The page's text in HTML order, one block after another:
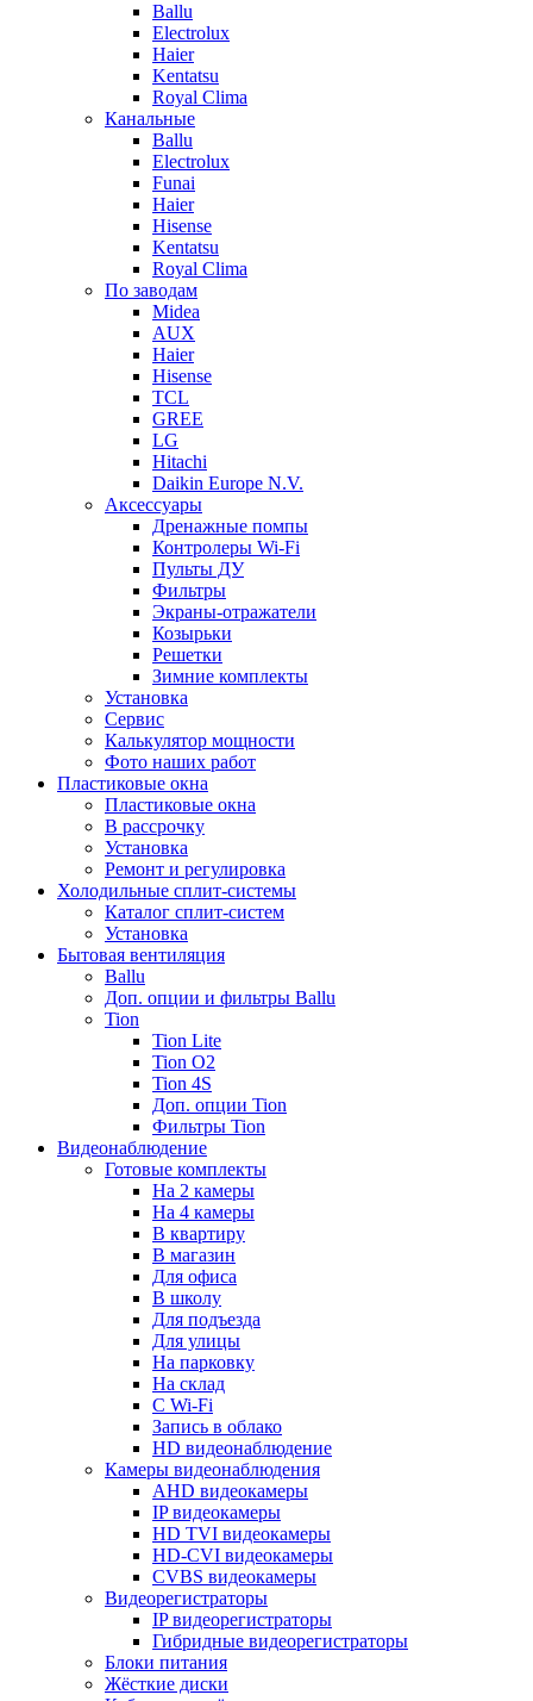
Ballu
Electrolux
Haier
Kentatsu
Royal Clima
Канальные
Ballu
Electrolux
Funai
Haier
Hisense
Kentatsu
Royal Clima
По заводам
Midea
AUX
Haier
Hisense
TCL
GREE
LG
Hitachi
Daikin Europe N.V.
Аксессуары
Дренажные помпы
Контролеры Wi-Fi
Пульты ДУ
Фильтры
Экраны-отражатели
Козырьки
Решетки
Зимние комплекты
Установка
Сервис
Калькулятор мощности
Фото наших работ
Пластиковые окна
Пластиковые окна
В рассрочку
Установка
Ремонт и регулировка
Холодильные сплит-системы
Каталог сплит-систем
Установка
Бытовая вентиляция
Ballu
Доп. опции и фильтры Ballu
Tion
Tion Lite
Tion O2
Tion 4S
Доп. опции Tion
Фильтры Tion
Видеонаблюдение
Готовые комплекты
На 2 камеры
На 4 камеры
В квартиру
В магазин
Для офиса
В школу
Для подъезда
Для улицы
На парковку
На склад
С Wi-Fi
Запись в облако
HD видеонаблюдение
Камеры видеонаблюдения
AHD видеокамеры
IP видеокамеры
HD TVI видеокамеры
HD-CVI видеокамеры
CVBS видеокамеры
Видеорегистраторы
IP видеорегистраторы
Гибридные видеорегистраторы
Блоки питания
Жёсткие диски